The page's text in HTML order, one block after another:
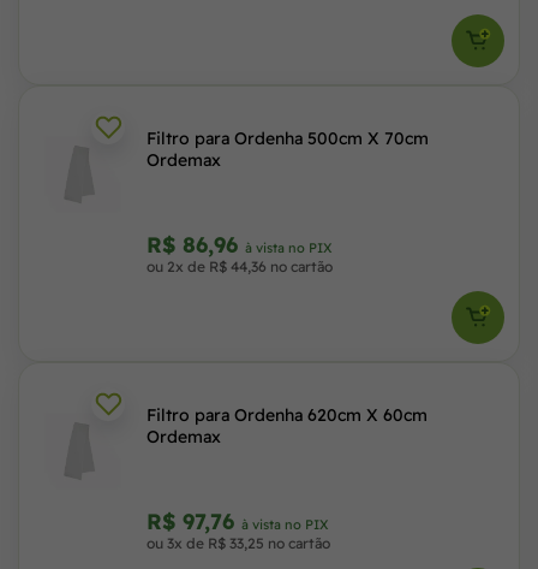
Filtro para Ordenha 500cm X 70cm
Ordemax
R$ 86,96 à vista no PIX
ou 2x de R$ 44,36 no cartão
Filtro para Ordenha 620cm X 60cm
Ordemax
R$ 97,76 à vista no PIX
ou 3x de R$ 33,25 no cartão